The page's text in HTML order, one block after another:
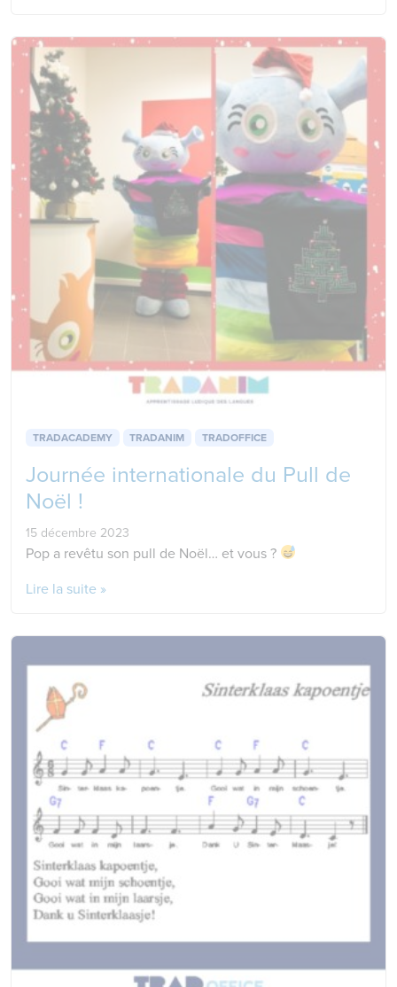
TRADACADEMY TRADANIM TRADOFFICE
Journée internationale du Pull de
Noël !
15 décembre 2023
Pop a revêtu son pull de Noël… et vous ?
Lire la suite »